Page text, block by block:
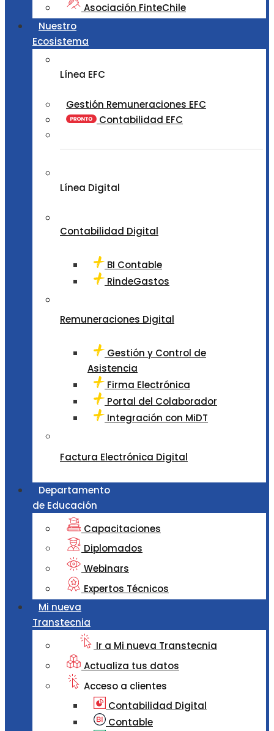
Asociación FinteChile
Nuestro
Ecosistema
Línea EFC
Gestión Remuneraciones EFC
Contabilidad EFC
Línea Digital
Contabilidad Digital
BI Contable
RindeGastos
Remuneraciones Digital
Gestión y Control de
Asistencia
Firma Electrónica
Portal del Colaborador
Integración con MiDT
Factura Electrónica Digital
Departamento
de Educación
Capacitaciones
Diplomados
Webinars
Expertos Técnicos
Mi nueva
Transtecnia
Ir a Mi nueva Transtecnia
Actualiza tus datos
Acceso a clientes
Contabilidad Digital
Contable